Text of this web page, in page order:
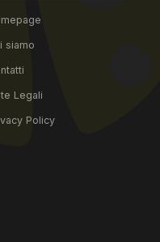
siamo
Legali
Policy